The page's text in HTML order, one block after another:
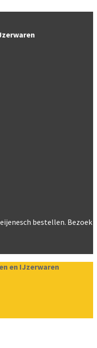
bestellen. Bezoek
en IJzerwaren